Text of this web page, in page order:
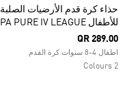
حذاء كرة قدم الأرضيات الصلبة
للأطفال COPA PURE IV LEAGUE
QR 289.00
اطفال 4-8 سنوات كرة القدم
2 Colours